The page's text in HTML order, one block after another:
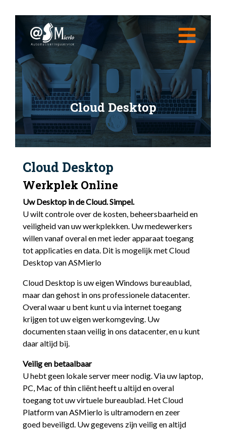
Home
Over ons
Diensten
Cloud
Cloud Fileserver
Cloud Desktop
Cloud Platform
Tips van ASMierlo
Support
Cloud Desktop
Cloud Desktop
Werkplek Online
Uw Desktop in de Cloud. Simpel.
U wilt controle over de kosten, beheersbaarheid en
veiligheid van uw werkplekken. Uw medewerkers
willen vanaf overal en met ieder apparaat toegang
tot applicaties en data. Dit is mogelijk met Cloud
Desktop van ASMierlo
Cloud Desktop is uw eigen Windows bureaublad,
maar dan gehost in ons professionele datacenter.
Overal waar u bent kunt u via internet toegang
krijgen tot uw eigen werkomgeving. Uw
documenten staan veilig in ons datacenter, en u kunt
daar altijd bij.
Veilig en betaalbaar
U hebt geen lokale server meer nodig. Via uw laptop,
PC, Mac of thin cliënt heeft u altijd en overal
toegang tot uw virtuele bureaublad. Het Cloud
Platform van ASMierlo is ultramodernen zeer
goed beveiligd. Uw gegevens zijn veilig en altijd